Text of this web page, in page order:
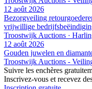
12 août 2026
Bezorgveiling
vrijwillige
Troostwijk Auctions ·
12 août 2026
Gouden juwelen en
Troostwijk Auctions -
Suivre les enchères
Inscrivez-vous et recevez